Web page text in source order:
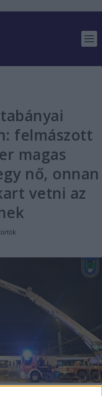
felmászott
magas
nő, onnan
vetni az